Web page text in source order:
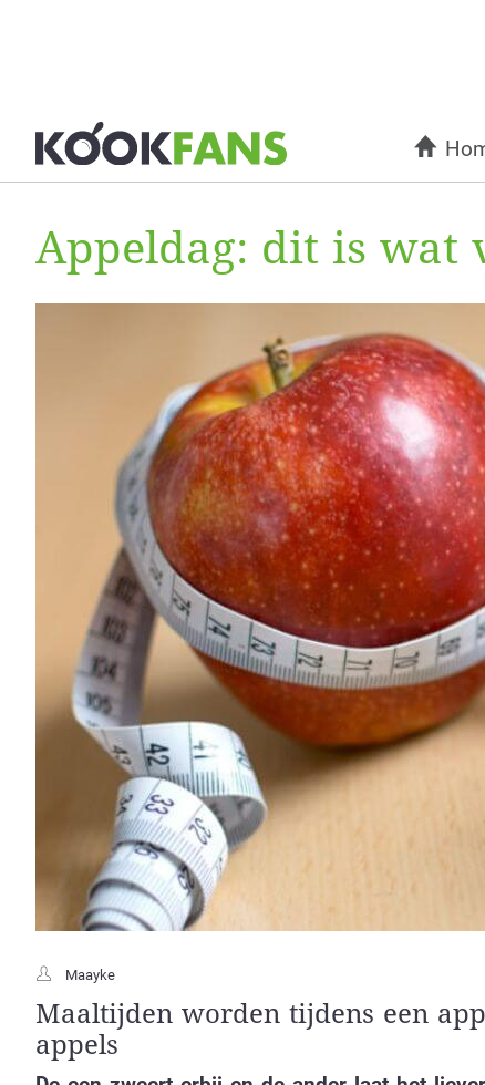
Appeldag: dit is wat
Maayke
Maaltijden worden tijdens een
appels